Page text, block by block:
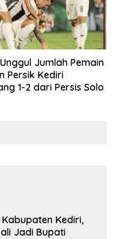
Jumlah Pemain
Persik Kediri
1-2 dari Persis Solo
Kediri,
Jadi Bupati